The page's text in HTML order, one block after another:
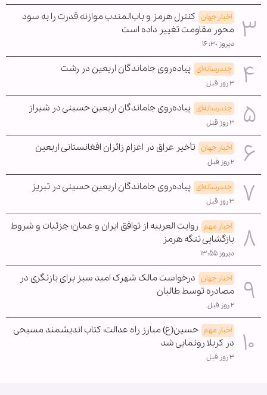
اخبار جهان کنترل هرمز و باب‌المندب موازنه قدرت را به سود
محور مقاومت تغییر داده است
دیروز ۱۶:۳۰
چندرسانه‌ای پیاده‌روی جاماندگان اربعین در رشت
۳ روز قبل
چندرسانه‌ای پیاده‌روی جاماندگان اربعین حسینی در شیراز
۳ روز قبل
اخبار جهان تأخیر عراق در اعزام زائران افغانستانی اربعین
۲ روز قبل
چندرسانه‌ای پیاده‌روی جاماندگان اربعین حسینی در تبریز
۳ روز قبل
اخبار مهم روایت العربیه از توافق ایران و عمان؛ جزئیات و شروط
بازگشایی تنگه هرمز
دیروز ۱۳:۵۵
اخبار جهان درخواست مالک شهرک امید سبز برای بازنگری در
مصادره توسط طالبان
۲ روز قبل
اخبار مهم حسین(ع) مبارز راه عدالت؛ کتاب اندیشمند مسیحی
در کربلا رونمایی شد
۳ روز قبل